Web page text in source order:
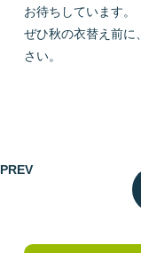
お待ちしています。
ぜひ秋の衣替え前に
さい。
PREV